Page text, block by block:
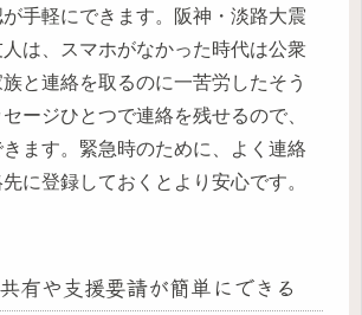
手軽にできます。阪神・淡路大震
は、スマホがなかった時代は公衆
と連絡を取るのに一苦労したそう
ージひとつで連絡を残せるので、
ます。緊急時のために、よく連絡
に登録しておくとより安心です。
有や支援要請が簡単にできる